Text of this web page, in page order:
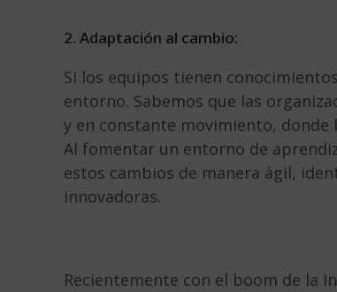
2. Adaptación al cambio:
Si los equipos tienen
entorno. Sabemos que las
y en constante movimiento, donde
Al fomentar un entorno de
estos cambios de manera ágil,
innovadoras.
Recientemente con el boom de la